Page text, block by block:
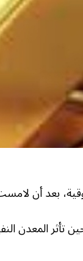
تأثر المعدن